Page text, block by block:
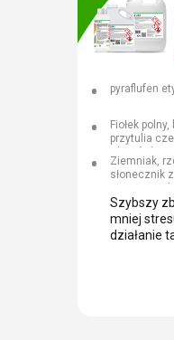
pyraflufen
Fiołek
przytulia
rdestówka
plamisty,
Ziemniak,
słonecznik
zwyczajny,
lekarski
Szybszy
mniej
działanie